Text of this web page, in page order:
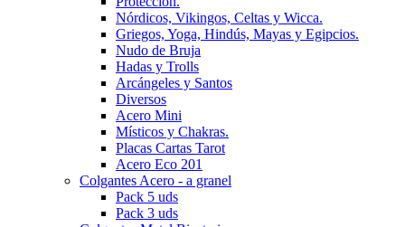
Nórdicos, Vikingos, Celtas y Wicca.
Griegos, Yoga, Hindús, Mayas y Egipcios.
Nudo de Bruja
Hadas y Trolls
Arcángeles y Santos
Diversos
Acero Mini
Místicos y Chakras.
Placas Cartas Tarot
Acero Eco 201
Colgantes Acero - a granel
Pack 5 uds
Pack 3 uds